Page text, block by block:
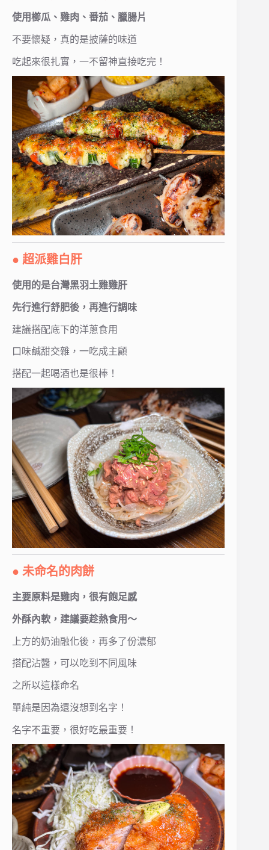
使用櫛瓜、雞肉、番茄、臘腸片
不要懷疑，真的是披薩的味道
吃起來很扎實，一不留神直接吃完！
● 超派雞白肝
使用的是台灣黑羽土雞雞肝
先行進行舒肥後，再進行調味
建議搭配底下的洋蔥食用
口味鹹甜交雜，一吃成主顧
搭配一起喝酒也是很棒！
● 未命名的肉餅
主要原料是雞肉，很有飽足感
外酥內軟，建議要趁熱食用～
上方的奶油融化後，再多了份濃郁
搭配沾醬，可以吃到不同風味
之所以這樣命名
單純是因為還沒想到名字！
名字不重要，很好吃最重要！